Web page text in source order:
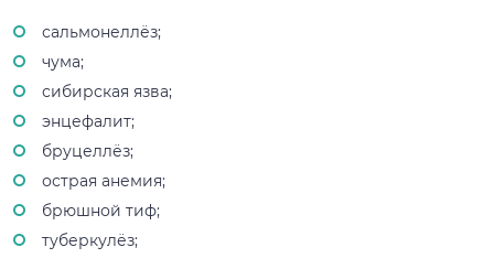
сальмонеллёз;
чума;
сибирская язва;
энцефалит;
бруцеллёз;
острая анемия;
брюшной тиф;
туберкулёз;